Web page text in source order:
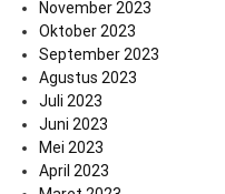
November 2023
Oktober 2023
September 2023
Agustus 2023
Juli 2023
Juni 2023
Mei 2023
April 2023